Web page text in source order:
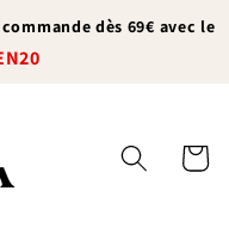
dès 69€ avec le
Panier